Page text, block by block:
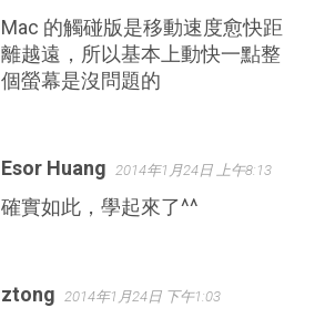
Mac 的觸碰版是移動速度愈快距
離越遠，所以基本上動快一點整
個螢幕是沒問題的
Esor Huang 2014年1月24日 上午8:13
確實如此，學起來了^^
ztong 2014年1月24日 下午1:03